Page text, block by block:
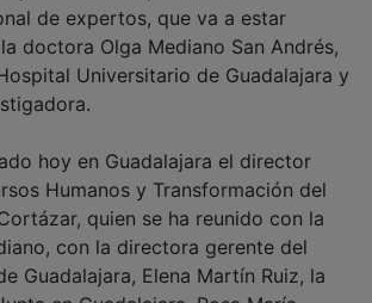
doctora Olga Mediano San Andrés,
Universitario de Guadalajara y
Humanos y Transformación del
quien se ha reunido con la
con la directora gerente del
Guadalajara, Elena Martín Ruiz, la
en Guadalajara, Rosa María